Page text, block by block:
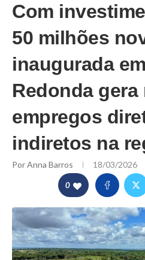
Com
50 milhões
inaugurada
Redonda gera
empregos
indiretos na
PorAnna Barros 18/03/2026
0